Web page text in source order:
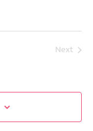
Next